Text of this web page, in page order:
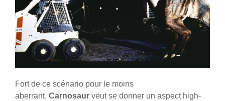
Fort de ce scénario pour le moins
aberrant, Carnosaur veut se donner un aspect high-